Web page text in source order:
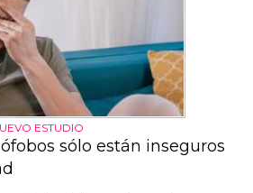
ESTUDIO
sólo están inseguros